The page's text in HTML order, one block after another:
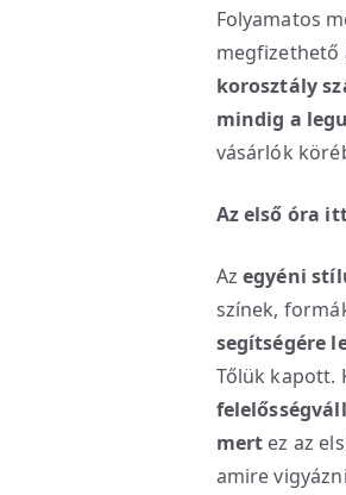
Folyamatos
megfizethető
korosztály
mindig a
vásárlók
Az első óra
Az egyéni
színek,
segítségére
Tőlük kapott.
mert ez az
amire